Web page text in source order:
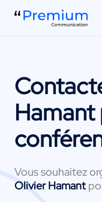
Hamant
Vous souhaitez
Olivier Hamant